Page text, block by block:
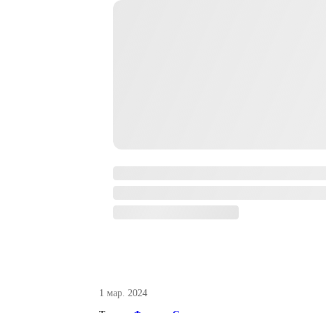
1 мар. 2024